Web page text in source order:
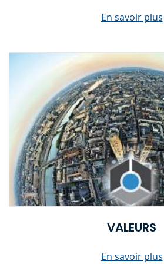
En savoir plus
VALEURS
En savoir plus